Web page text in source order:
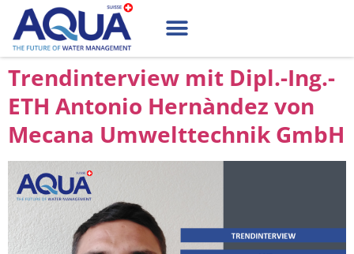
Trendinterview mit Dipl.-Ing.-
ETH Antonio Hernàndez von
Mecana Umwelttechnik GmbH